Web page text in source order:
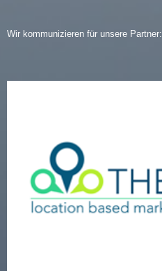
Wir kommunizieren für unsere Partner: